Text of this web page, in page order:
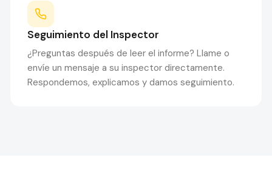
Seguimiento del Inspector
¿Preguntas después de leer el informe? Llame o
envíe un mensaje a su inspector directamente.
Respondemos, explicamos y damos seguimiento.